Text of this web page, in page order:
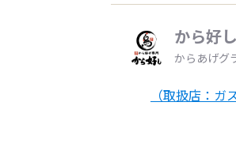
から好し
からあげグ
（取扱店：ガ